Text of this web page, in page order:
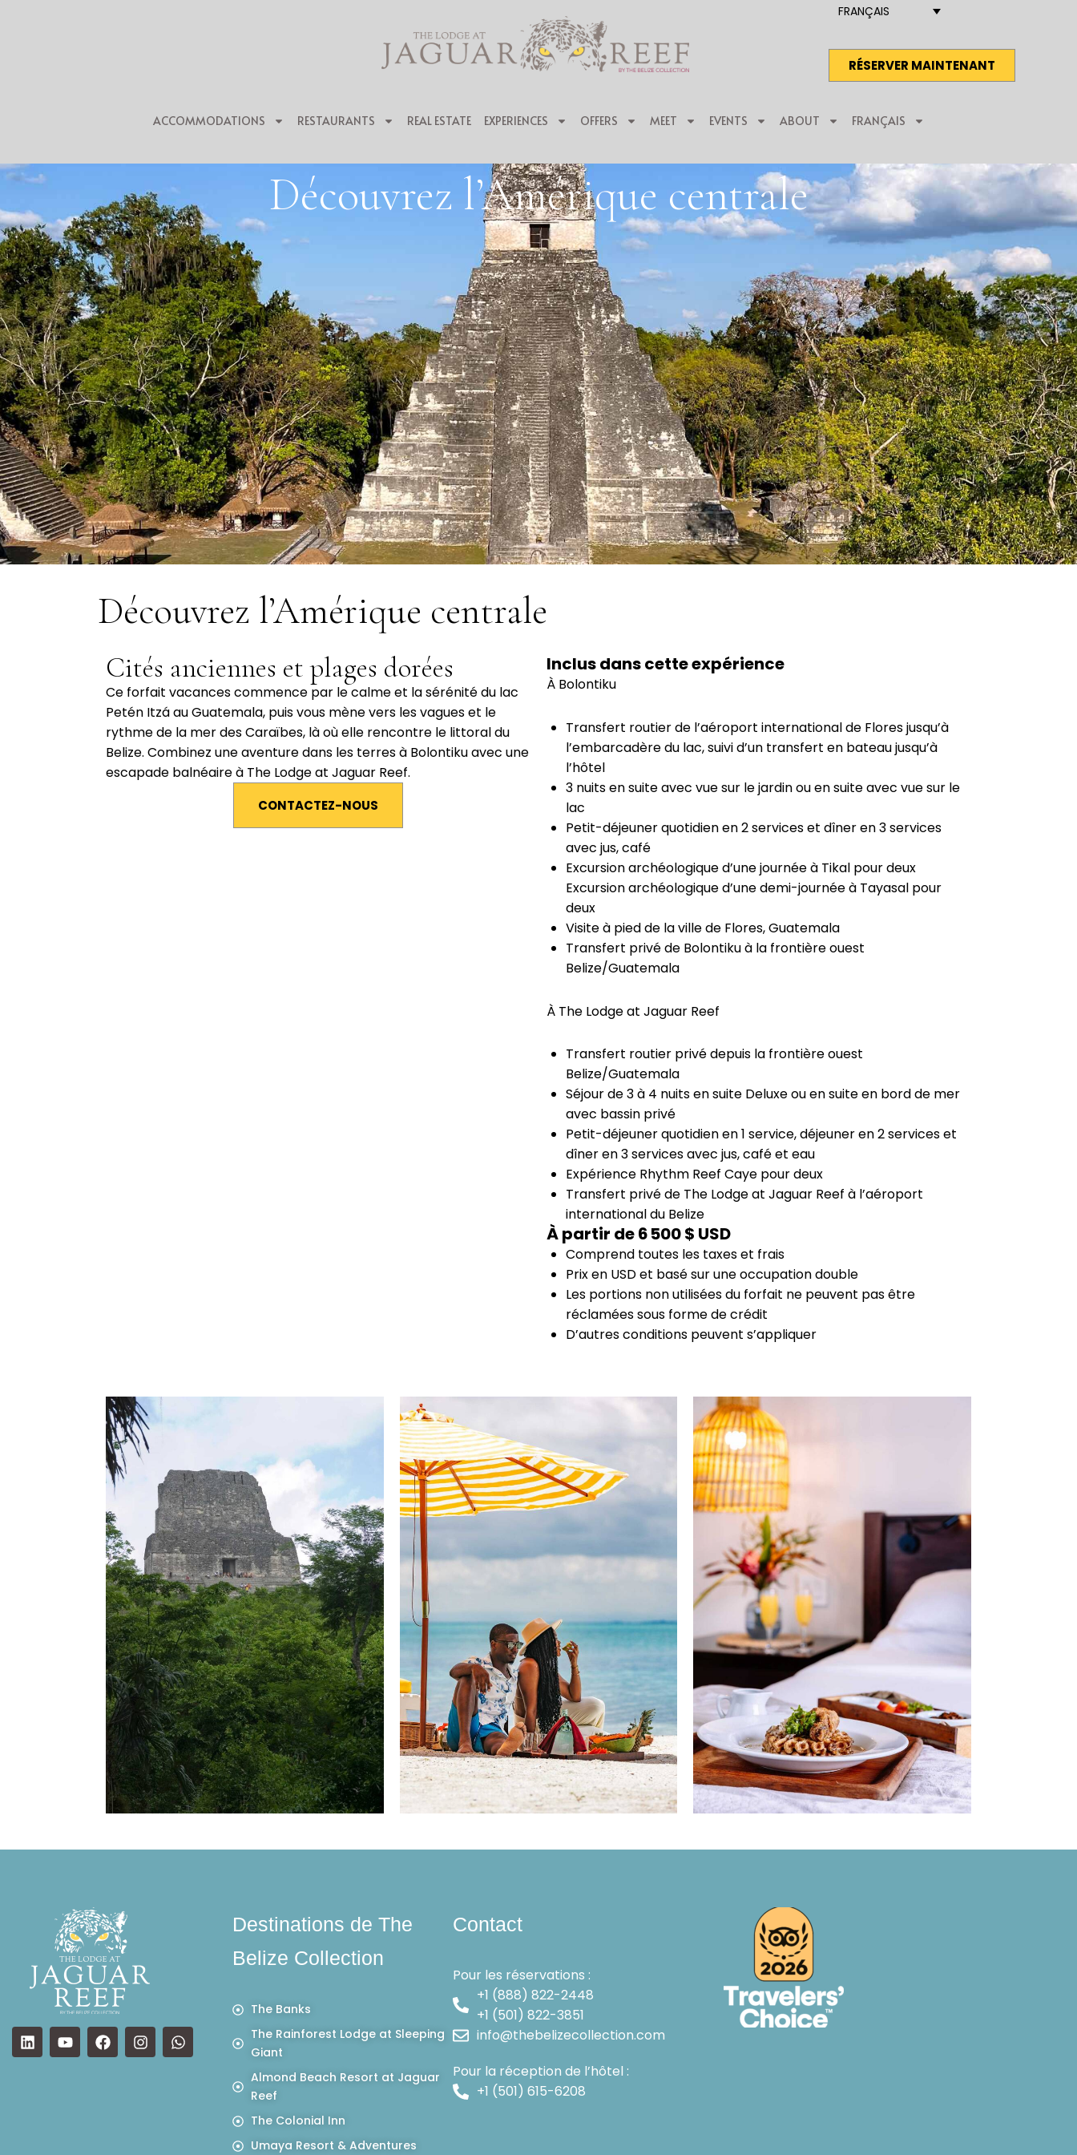
FRANÇAIS
RÉSERVER MAINTENANT
ACCOMMODATIONS RESTAURANTS REAL ESTATE EXPERIENCES OFFERS MEET EVENTS ABOUT FRANÇAIS
Découvrez l’Amérique centrale
Découvrez l’Amérique centrale
Cités anciennes et plages dorées
Ce forfait vacances commence par le calme et la sérénité du lac
Petén Itzá au Guatemala, puis vous mène vers les vagues et le
rythme de la mer des Caraïbes, là où elle rencontre le littoral du
Belize. Combinez une aventure dans les terres à Bolontiku avec une
escapade balnéaire à The Lodge at Jaguar Reef.
CONTACTEZ-NOUS
Inclus dans cette expérience
À Bolontiku
Transfert routier de l’aéroport international de Flores jusqu’à
l’embarcadère du lac, suivi d’un transfert en bateau jusqu’à
l’hôtel
3 nuits en suite avec vue sur le jardin ou en suite avec vue sur le
lac
Petit-déjeuner quotidien en 2 services et dîner en 3 services
avec jus, café
Excursion archéologique d’une journée à Tikal pour deux
Excursion archéologique d’une demi-journée à Tayasal pour
deux
Visite à pied de la ville de Flores, Guatemala
Transfert privé de Bolontiku à la frontière ouest
Belize/Guatemala
À The Lodge at Jaguar Reef
Transfert routier privé depuis la frontière ouest
Belize/Guatemala
Séjour de 3 à 4 nuits en suite Deluxe ou en suite en bord de mer
avec bassin privé
Petit-déjeuner quotidien en 1 service, déjeuner en 2 services et
dîner en 3 services avec jus, café et eau
Expérience Rhythm Reef Caye pour deux
Transfert privé de The Lodge at Jaguar Reef à l’aéroport
international du Belize
À partir de 6 500 $ USD
Comprend toutes les taxes et frais
Prix en USD et basé sur une occupation double
Les portions non utilisées du forfait ne peuvent pas être
réclamées sous forme de crédit
D’autres conditions peuvent s’appliquer
Destinations de The
Belize Collection
The Banks
The Rainforest Lodge at Sleeping
Giant
Almond Beach Resort at Jaguar
Reef
The Colonial Inn
Umaya Resort & Adventures
Contact
Pour les réservations :
+1 (888) 822-2448
+1 (501) 822-3851
info@thebelizecollection.com
Pour la réception de l’hôtel :
+1 (501) 615-6208